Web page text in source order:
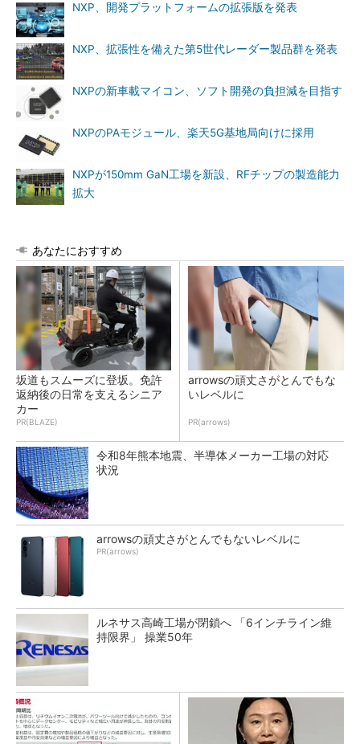
NXP、開発プラットフォームの拡張版を発表
NXP、拡張性を備えた第5世代レーダー製品群を発表
NXPの新車載マイコン、ソフト開発の負担減を目指す
NXPのPAモジュール、楽天5G基地局向けに採用
NXPが150mm GaN工場を新設、RFチップの製造能力
拡大
あなたにおすすめ
坂道もスムーズに登坂。免許
返納後の日常を支えるシニア
カー
PR(BLAZE)
arrowsの頑丈さがとんでもな
いレベルに
PR(arrows)
令和8年熊本地震、半導体メーカー工場の対応
状況
arrowsの頑丈さがとんでもないレベルに
PR(arrows)
ルネサス高崎工場が閉鎖へ 「6インチライン維
持限界」 操業50年